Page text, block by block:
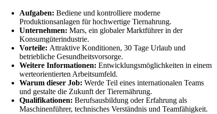
Aufgaben: Bediene und kontrolliere moderne
Produktionsanlagen für hochwertige Tiernahrung.
Unternehmen: Mars, ein globaler Marktführer in der
Konsumgüterindustrie.
Vorteile: Attraktive Konditionen, 30 Tage Urlaub und
betriebliche Gesundheitsvorsorge.
Weitere Informationen: Entwicklungsmöglichkeiten in einem
werteorientierten Arbeitsumfeld.
Warum dieser Job: Werde Teil eines internationalen Teams
und gestalte die Zukunft der Tierernährung.
Qualifikationen: Berufsausbildung oder Erfahrung als
Maschinenführer, technisches Verständnis und Teamfähigkeit.